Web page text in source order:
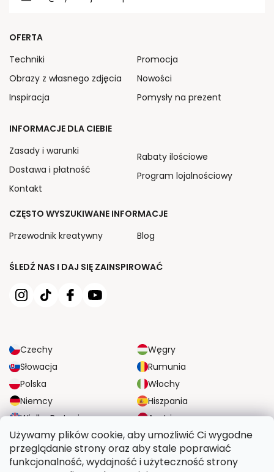
Używamy plików cookie, aby umożliwić Ci wygodne
przeglądanie strony oraz aby stale poprawiać
funkcjonalność, wydajność i użyteczność strony
ŚLEDŹ NAS I DAJ SIĘ ZAINSPIROWAĆ
Czechy
Węgry
Słowacja
Rumunia
Polska
Włochy
Niemcy
Hiszpania
Wielka Brytania
Austria
OFERTA
Techniki
Obrazy z własnego zdjęcia
Inspiracja
Promocja
Nowości
Pomysły na prezent
INFORMACJE DLA CIEBIE
Zasady i warunki
Dostawa i płatność
Kontakt
Rabaty ilościowe
Program lojalnościowy
CZĘSTO WYSZUKIWANE INFORMACJE
Przewodnik kreatywny
Blog
NIEZAWODNE OPCJE DOSTAWY